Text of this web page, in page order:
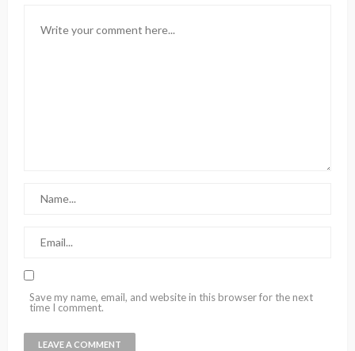
Save my name, email, and website in this browser for the next
time I comment.